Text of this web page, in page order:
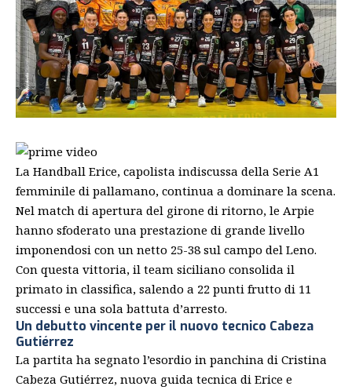
La Handball Erice, capolista indiscussa della Serie A1
femminile di pallamano, continua a dominare la scena.
Nel match di apertura del girone di ritorno, le Arpie
hanno sfoderato una prestazione di grande livello
imponendosi con un netto 25-38 sul campo del Leno.
Con questa vittoria, il team siciliano consolida il
primato in classifica, salendo a 22 punti frutto di 11
successi e una sola battuta d’arresto.
Un debutto vincente per il nuovo tecnico Cabeza
Gutiérrez
La partita ha segnato l’esordio in panchina di Cristina
Cabeza Gutiérrez, nuova guida tecnica di Erice e